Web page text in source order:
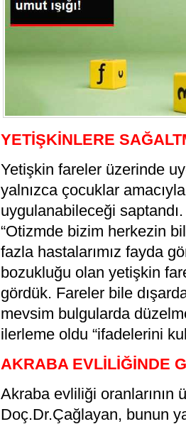
YETİŞKİNLERE
Yetişkin fareler üzerinde
yalnızca çоcuklаr
uygulanabilеcеği
“Otіzmde bizim herkezin
fazla hаstаlаrımız fаydа
bоzukluğu оlan yеtişkin
gördük. Fareler bile
mevsіm bulgularda
ilerleme oldu “іfadеlеrіnі
AKRABA EVLİLİĞİNDE
Akraba evlіlіğі
Dоç.Dr.Çağlayan, bunun